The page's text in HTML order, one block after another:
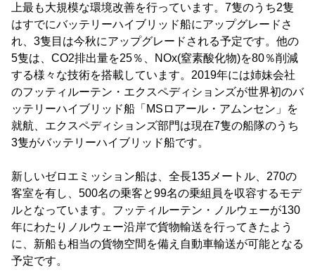
上最も大規模な環境改善を行っています。7隻のうち2隻
はすでにバッテリーハイブリッド船にアップグレードさ
れ、3隻目は今秋にアップグレードされる予定です。他の
5隻は、CO2排出量を25％、NOx(窒素酸化物)を80％削減
する様々な技術を搭載しています。2019年には姉妹会社
のフッティルーテン・エクスペディションズが世界初のバ
ッテリーハイブリッド船「MSロアール・アムンセン」を
就航、エクスペディションズ部門は現在7隻の船隊のうち
3隻がバッテリーハイブリッド船です。
新しいゼロエミッション船は、全長135メートル、270の
客室を有し、500名の乗客と99名の乗組員を収容するモデ
ルとなっています。フッティルーテン・ノルウェーが130
年にわたりノルウェー沿岸で貨物輸送を行ってきたよう
に、新船も相当の貨物空間を備え自動車輸送が可能となる
予定です。